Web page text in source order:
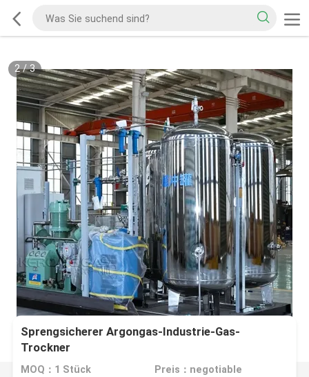
2/3
Sprengsicherer Argongas-Industrie-Gas-
Trockner
MOQ：1 Stück Preis：negotiable